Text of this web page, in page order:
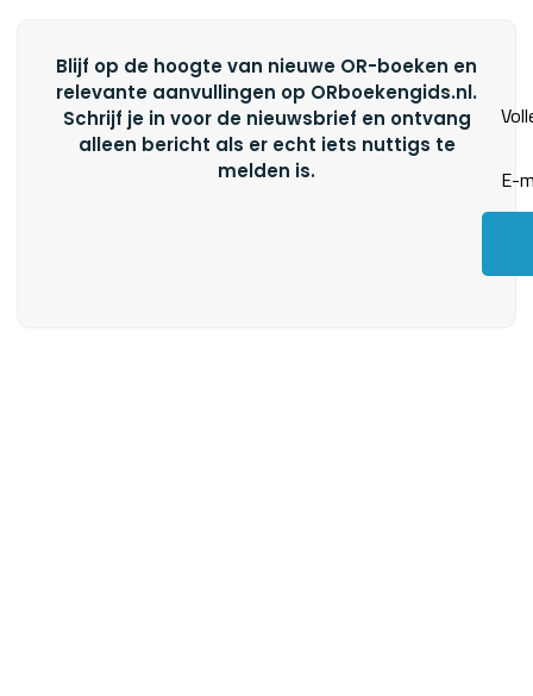
Blijf op de hoogte van nieuwe OR-boeken en
relevante aanvullingen op ORboekengids.nl.
Schrijf je in voor de nieuwsbrief en ontvang
alleen bericht als er echt iets nuttigs te
melden is.